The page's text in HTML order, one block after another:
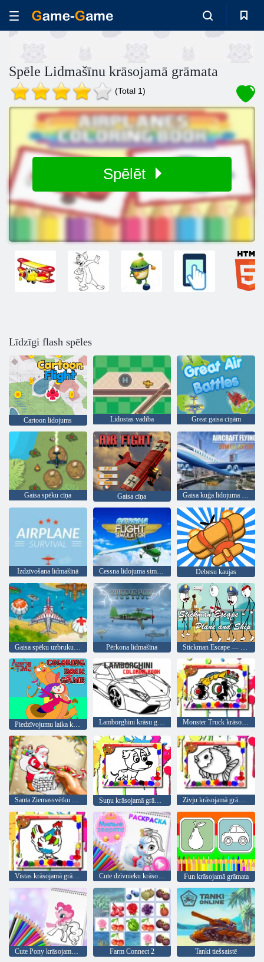
Spēle Lidmašīnu krāsojamā grāmata
(Total 1)
Spēlēt
Līdzīgi flash spēles
Cartoon lidojums Lidostas vadība Great gaisa cīņām
Gaisa spēku cīņa Gaisa cīņa Gaisa kuģa lidojuma simulators
Izdzīvošana lidmašīnā Cessna lidojuma simulators Debesu kaujas
Gaisa spēku uzbrukums Pērkona lidmašīna Stickman Escape — lidmašīna un kuģis
Piedzīvojumu laika krāsu grāmata Lamborghini krāsu grāmata Monster Truck krāsojamā grāmata
Suņu krāsojamā grāmata
Cute dzīvnieku krāsojamā grāmata Fun krāsojamā grāmata
Cute Pony krāsojamā grāmata Farm Connect 2 Tanki tiešsaistē